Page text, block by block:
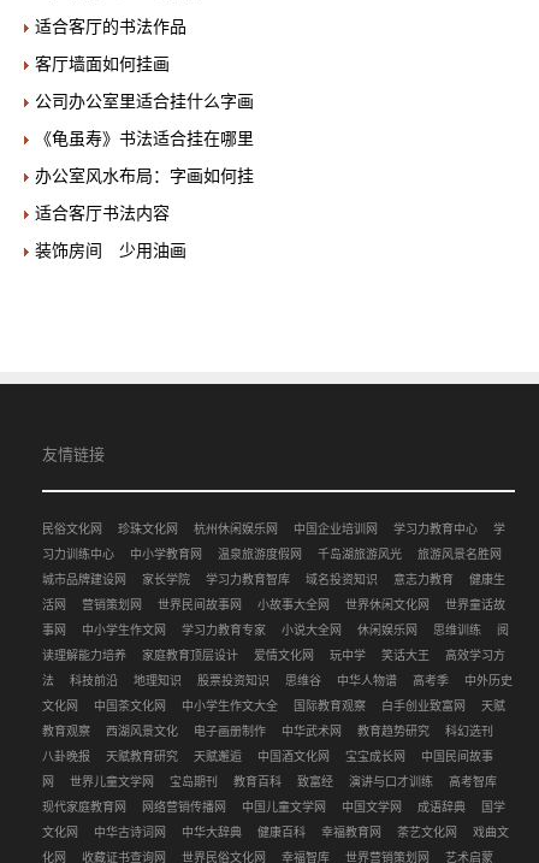
适合客厅的书法作品
客厅墙面如何挂画
公司办公室里适合挂什么字画
《龟虽寿》书法适合挂在哪里
办公室风水布局：字画如何挂
适合客厅书法内容
装饰房间 少用油画
友情链接
民俗文化网 珍珠文化网 杭州休闲娱乐网 中国企业培训网 学习力教育中心
学
习力训练中心
中小学教育网 温泉旅游度假网 千岛湖旅游风光
旅游风景名胜网
城市品牌建设网
家长学院 学习力教育智库 域名投资知识 意志力教育
健康生
活网
营销策划网 世界民间故事网 小故事大全网 世界休闲文化网
世界童话故
事网
中小学生作文网 学习力教育专家 小说大全网 休闲娱乐网 思维训练
阅
读理解能力培养
家庭教育顶层设计 爱情文化网 玩中学 笑话大王
高效学习方
法
科技前沿 地理知识 股票投资知识 思维谷 中华人物谱 高考季
中外历史
文化网
中国茶文化网 中小学生作文大全 国际教育观察 白手创业致富网
天赋
教育观察
西湖风景文化 电子画册制作 中华武术网 教育趋势研究
科幻选刊
八卦晚报
天赋教育研究 天赋邂逅 中国酒文化网 宝宝成长网
中国民间故事
网
世界儿童文学网 宝岛期刊 教育百科 致富经 演讲与口才训练
高考智库
现代家庭教育网
网络营销传播网 中国儿童文学网 中国文学网 成语辞典
国学
文化网
中华古诗词网 中华大辞典 健康百科 幸福教育网 茶艺文化网
戏曲文
化网
收藏证书查询网 世界民俗文化网 幸福智库 世界营销策划网 艺术启蒙